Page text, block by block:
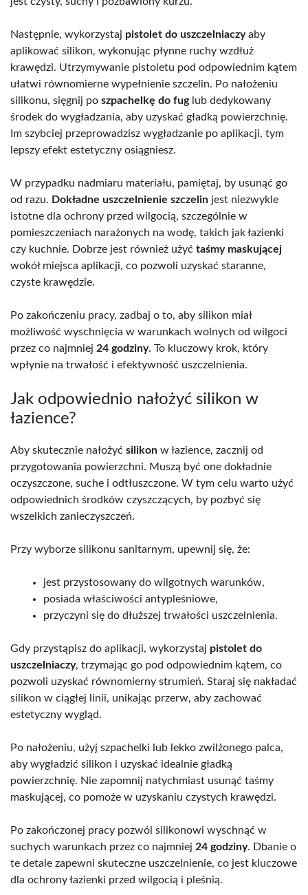
Następnie, wykorzystaj pistolet do uszczelniaczyaby
aplikować silikon, wykonując płynne ruchy wzdłuż
krawędzi. Utrzymywanie pistoletu pod odpowiednim kątem
ułatwi równomierne wypełnienie szczelin. Po nałożeniu
silikonu, sięgnij po szpachelkę do fuglub dedykowany
środek do wygładzania, aby uzyskać gładką powierzchnię.
Im szybciej przeprowadzisz wygładzanie po aplikacji, tym
lepszy efekt estetyczny osiągniesz.
W przypadku nadmiaru materiału, pamiętaj, by usunąć go
od razu. Dokładne uszczelnienie szczelin jest niezwykle
istotne dla ochrony przed wilgocią, szczególnie w
pomieszczeniach narażonych na wodę, takich jak łazienki
czy kuchnie. Dobrze jest również użyć taśmy maskującej
wokół miejsca aplikacji, co pozwoli uzyskać staranne,
czyste krawędzie.
Po zakończeniu pracy, zadbaj o to, aby silikon miał
możliwość wyschnięcia w warunkach wolnych od wilgoci
przez co najmniej 24 godziny. To kluczowy krok, który
wpłynie na trwałość i efektywność uszczelnienia.
Jak odpowiednio nałożyć silikon w
łazience?
Aby skutecznie nałożyć silikon w łazience, zacznij od
przygotowania powierzchni. Muszą być one dokładnie
oczyszczone, suche i odtłuszczone. W tym celu warto użyć
odpowiednich środków czyszczących, by pozbyć się
wszelkich zanieczyszczeń.
Przy wyborze silikonu sanitarnym, upewnij się, że:
jest przystosowany do wilgotnych warunków,
posiada właściwości antypleśniowe,
przyczyni się do dłuższej trwałości uszczelnienia.
Gdy przystąpisz do aplikacji, wykorzystaj pistolet do
uszczelniaczy, trzymając go pod odpowiednim kątem, co
pozwoli uzyskać równomierny strumień. Staraj się nakładać
silikon w ciągłej linii, unikając przerw, aby zachować
estetyczny wygląd.
Po nałożeniu, użyj szpachelki lub lekko zwilżonego palca,
aby wygładzić silikon i uzyskać idealnie gładką
powierzchnię. Nie zapomnij natychmiast usunąć taśmy
maskującej, co pomoże w uzyskaniu czystych krawędzi.
Po zakończonej pracy pozwól silikonowi wyschnąć w
suchych warunkach przez co najmniej 24 godziny. Dbanie o
te detale zapewni skuteczne uszczelnienie, co jest kluczowe
dla ochrony łazienki przed wilgocią i pleśnią.